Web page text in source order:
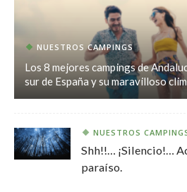
NUESTROS CAMPINGS
Los 8 mejores campings de
sur de España y su maravilloso
NUESTROS
Shh!!… ¡Silencio!…
paraíso.